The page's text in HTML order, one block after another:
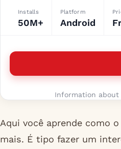
Installs
50M+
Platform
Android
Information
Aqui você aprende como
mais. É tipo fazer um